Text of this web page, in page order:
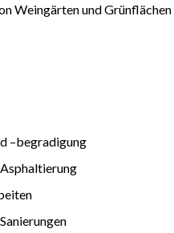
Weingärten und Grünflächen
–begradigung